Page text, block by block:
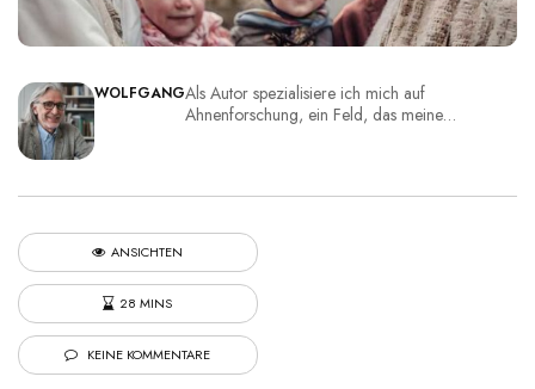
WOLFGANGAls Autor spezialisiere ich mich auf
Ahnenforschung, ein Feld, das meine…
ANSICHTEN
28 MINS
KEINE KOMMENTARE